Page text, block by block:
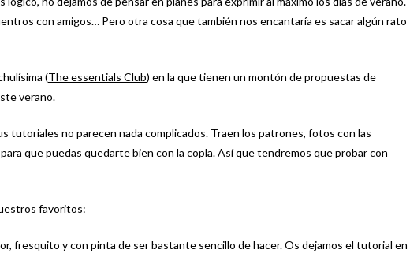
con amigos… Pero otra cosa que también nos encantaría es sacar algún rato
(The essentials Club) en la que tienen un montón de propuestas de
verano.
tutoriales no parecen nada complicados. Traen los patrones, fotos con las
que puedas quedarte bien con la copla. Así que tendremos que probar con
favoritos:
fresquito y con pinta de ser bastante sencillo de hacer. Os dejamos el tutorial en